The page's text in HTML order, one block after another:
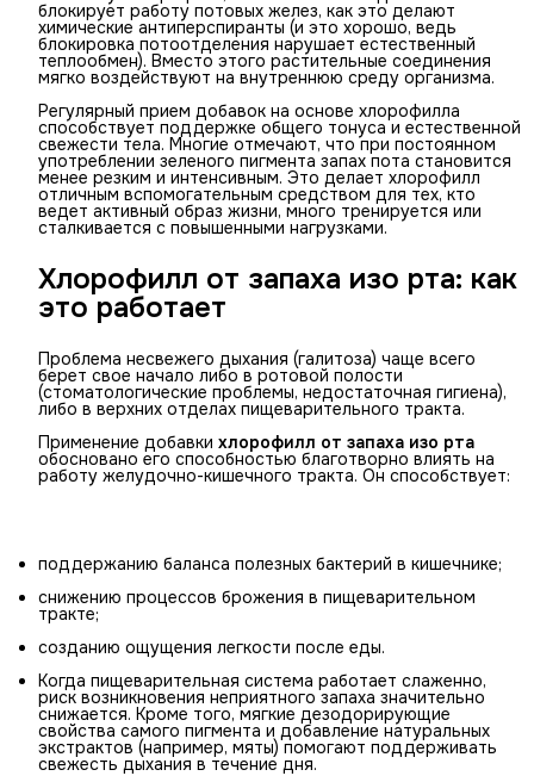
блокирует работу потовых желез, как это делают
химические антиперспиранты (и это хорошо, ведь
блокировка потоотделения нарушает естественный
теплообмен). Вместо этого растительные соединения
мягко воздействуют на внутреннюю среду организма.
Регулярный прием добавок на основе хлорофилла
способствует поддержке общего тонуса и естественной
свежести тела. Многие отмечают, что при постоянном
употреблении зеленого пигмента запах пота становится
менее резким и интенсивным. Это делает хлорофилл
отличным вспомогательным средством для тех, кто
ведет активный образ жизни, много тренируется или
сталкивается с повышенными нагрузками.
Хлорофилл от запаха изо рта: как
это работает
Проблема несвежего дыхания (галитоза) чаще всего
берет свое начало либо в ротовой полости
(стоматологические проблемы, недостаточная гигиена),
либо в верхних отделах пищеварительного тракта.
Применение добавки хлорофилл от запаха изо рта
обосновано его способностью благотворно влиять на
работу желудочно-кишечного тракта. Он способствует:
поддержанию баланса полезных бактерий в кишечнике;
снижению процессов брожения в пищеварительном
тракте;
созданию ощущения легкости после еды.
Когда пищеварительная система работает слаженно,
риск возникновения неприятного запаха значительно
снижается. Кроме того, мягкие дезодорирующие
свойства самого пигмента и добавление натуральных
экстрактов (например, мяты) помогают поддерживать
свежесть дыхания в течение дня.